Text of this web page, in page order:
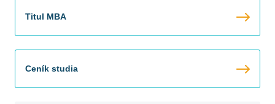
Titul MBA
Ceník studia